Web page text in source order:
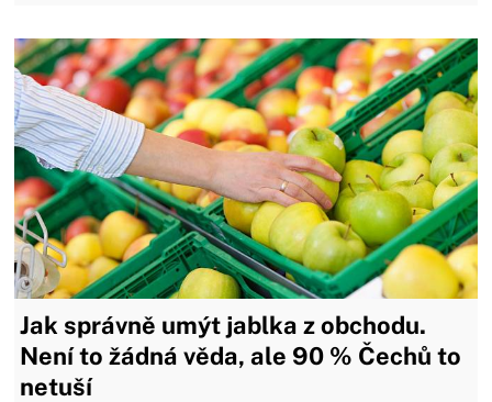
Jak správně umýt jablka z obchodu.
Není to žádná věda, ale 90 % Čechů to
netuší